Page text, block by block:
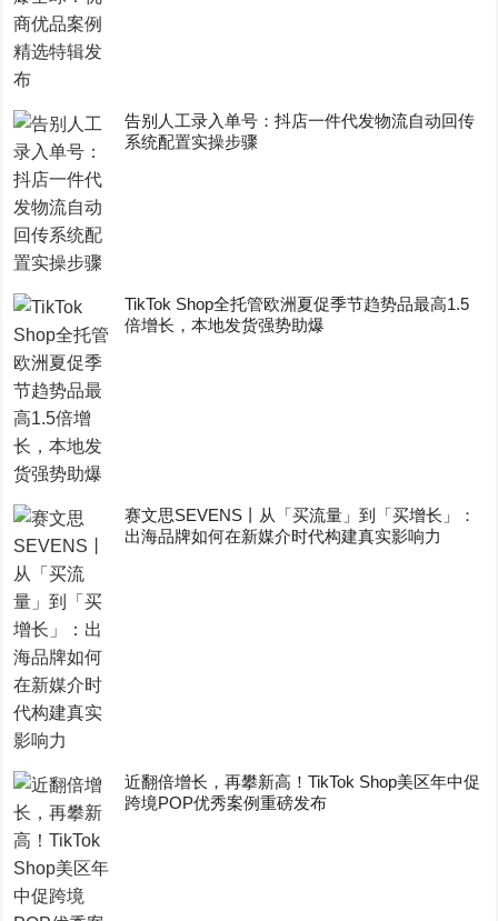
告别人工录入单号：抖店一件代发物流自动回传
系统配置实操步骤
TikTok Shop全托管欧洲夏促季节趋势品最高1.5
倍增长，本地发货强势助爆
赛文思SEVENS丨从「买流量」到「买增长」：
出海品牌如何在新媒介时代构建真实影响力
近翻倍增长，再攀新高！TikTok Shop美区年中促
跨境POP优秀案例重磅发布